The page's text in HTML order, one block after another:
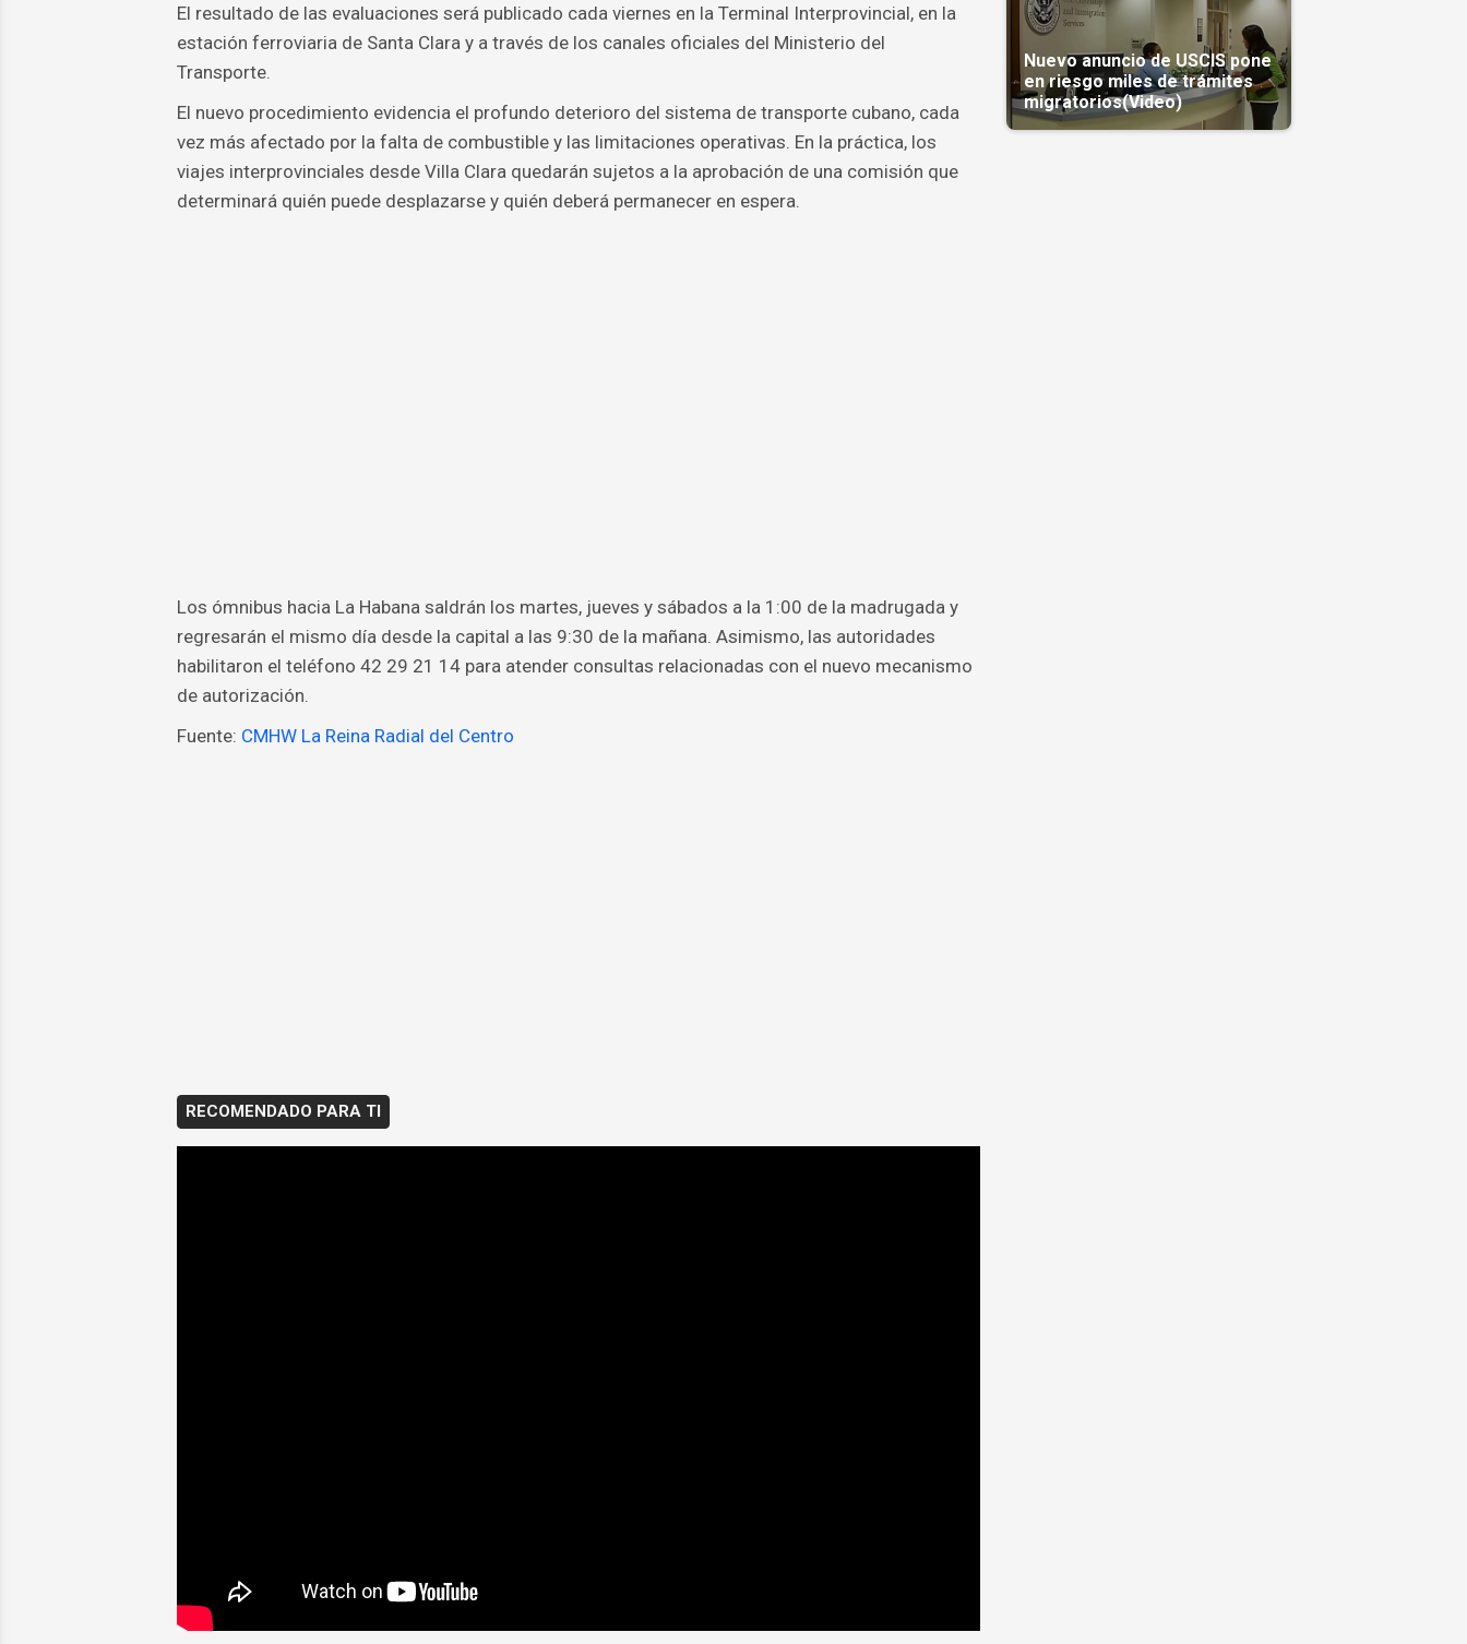
El resultado de las evaluaciones será publicado cada viernes en la Terminal Interprovincial, en la
estación ferroviaria de Santa Clara y a través de los canales oficiales del Ministerio del
Transporte.
El nuevo procedimiento evidencia el profundo deterioro del sistema de transporte cubano, cada
vez más afectado por la falta de combustible y las limitaciones operativas. En la práctica, los
viajes interprovinciales desde Villa Clara quedarán sujetos a la aprobación de una comisión que
determinará quién puede desplazarse y quién deberá permanecer en espera.
Los ómnibus hacia La Habana saldrán los martes, jueves y sábados a la 1:00 de la madrugada y
regresarán el mismo día desde la capital a las 9:30 de la mañana. Asimismo, las autoridades
habilitaron el teléfono 42 29 21 14 para atender consultas relacionadas con el nuevo mecanismo
de autorización.
Fuente: CMHW La Reina Radial del Centro
RECOMENDADO PARA TI
Nuevo anuncio de USCIS pone
en riesgo miles de trámites
migratorios(Video)